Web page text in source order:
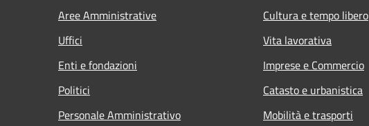
Aree Amministrative
Uffici
Enti e fondazioni
Politici
Personale Amministrativo
Cultura e tempo libero
Vita lavorativa
Imprese e Commercio
Catasto e urbanistica
Mobilità e trasporti